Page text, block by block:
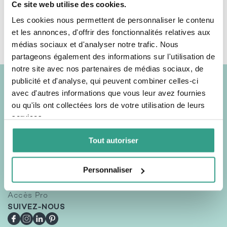
Ce site web utilise des cookies.
Les cookies nous permettent de personnaliser le contenu
et les annonces, d'offrir des fonctionnalités relatives aux
médias sociaux et d'analyser notre trafic. Nous
partageons également des informations sur l'utilisation de
notre site avec nos partenaires de médias sociaux, de
publicité et d'analyse, qui peuvent combiner celles-ci
avec d'autres informations que vous leur avez fournies
ou qu'ils ont collectées lors de votre utilisation de leurs
services.
Tout autoriser
Personnaliser
Tout nos produits sont
testés par des études
cliniques
D-LAB
Les Essentiels
Routines Peau
Boissons collagène
Fidélité & Parrainage
Daily-blog
Accès Pro
SUIVEZ-NOUS
Facebook
Instagram
LinkedIn
Pinterest